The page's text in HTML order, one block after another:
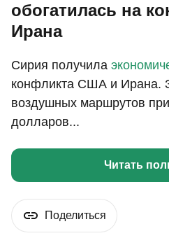
обогатилась на
Ирана
Сирия получила
конфликта США и Ирана.
воздушных маршрутов
долларов...
Читать
Поделиться